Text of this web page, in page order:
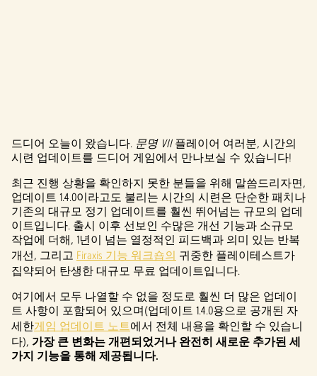
A
c
c
e
p
t
&
P
l
드디어 오늘이 왔습니다. 문명 VII플레이어 여러분, 시간의
시련 업데이트를 드디어 게임에서 만나보실 수 있습니다!
최근 진행 상황을 확인하지 못한 분들을 위해 말씀드리자면,
업데이트 1.4.0이라고도 불리는 시간의 시련은 단순한 패치나
기존의 대규모 정기 업데이트를 훨씬 뛰어넘는 규모의 업데
이트입니다. 출시 이후 선보인 수많은 개선 기능과 소규모
작업에 더해, 1년이 넘는 열정적인 피드백과 의미 있는 반복
개선, 그리고 Firaxis 기능 워크숍의 귀중한 플레이테스트가
집약되어 탄생한 대규모 무료 업데이트입니다.
여기에서 모두 나열할 수 없을 정도로 훨씬 더 많은 업데이
트 사항이 포함되어 있으며(업데이트 1.4.0용으로 공개된 자
세한게임 업데이트 노트에서 전체 내용을 확인할 수 있습니
다), 가장 큰 변화는 개편되었거나 완전히 새로운 추가된 세
가지 기능을 통해 제공됩니다.